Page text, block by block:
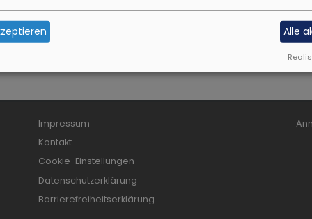
Fußbereichsmenü
Impressum
Kontakt
Cookie-Einstellungen
Datenschutzerklärung
Barrierefreiheitserklärung
Alle